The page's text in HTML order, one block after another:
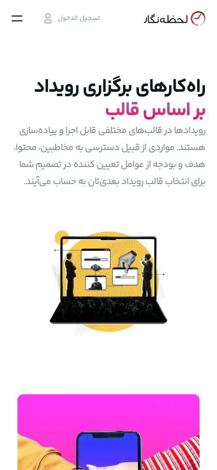
تسجيل الدخول
راه‌کارهای برگزاری رویداد
بر اساس قالب
رویدادها در قالب‌های مختلفی قابل اجرا و پیاده‌سازی
هستند. مواردی از قبیل دسترسی به مخاطبین، محتوا،
هدف و بودجه از عوامل تعیین کننده در تصمیم شما
برای انتخاب قالب رویداد بعدی‌تان به حساب می‌آیند.